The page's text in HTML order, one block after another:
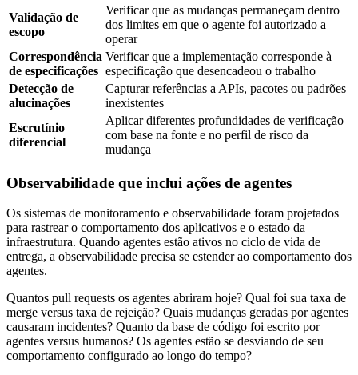
Validação de
escopo
Verificar que as mudanças permaneçam dentro
dos limites em que o agente foi autorizado a
operar
Correspondência
de especificações
Verificar que a implementação corresponde à
especificação que desencadeou o trabalho
Detecção de
alucinações
Capturar referências a APIs, pacotes ou padrões
inexistentes
Escrutínio
diferencial
Aplicar diferentes profundidades de verificação
com base na fonte e no perfil de risco da
mudança
Observabilidade que inclui ações de agentes
Os sistemas de monitoramento e observabilidade foram projetados
para rastrear o comportamento dos aplicativos e o estado da
infraestrutura. Quando agentes estão ativos no ciclo de vida de
entrega, a observabilidade precisa se estender ao comportamento dos
agentes.
Quantos pull requests os agentes abriram hoje? Qual foi sua taxa de
merge versus taxa de rejeição? Quais mudanças geradas por agentes
causaram incidentes? Quanto da base de código foi escrito por
agentes versus humanos? Os agentes estão se desviando de seu
comportamento configurado ao longo do tempo?